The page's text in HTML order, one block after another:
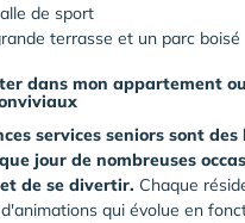
de sport
terrasse et un parc boisé
dans mon appartement
services seniors sont
jour de nombreuses
de se divertir. Chaque
qui évolue en